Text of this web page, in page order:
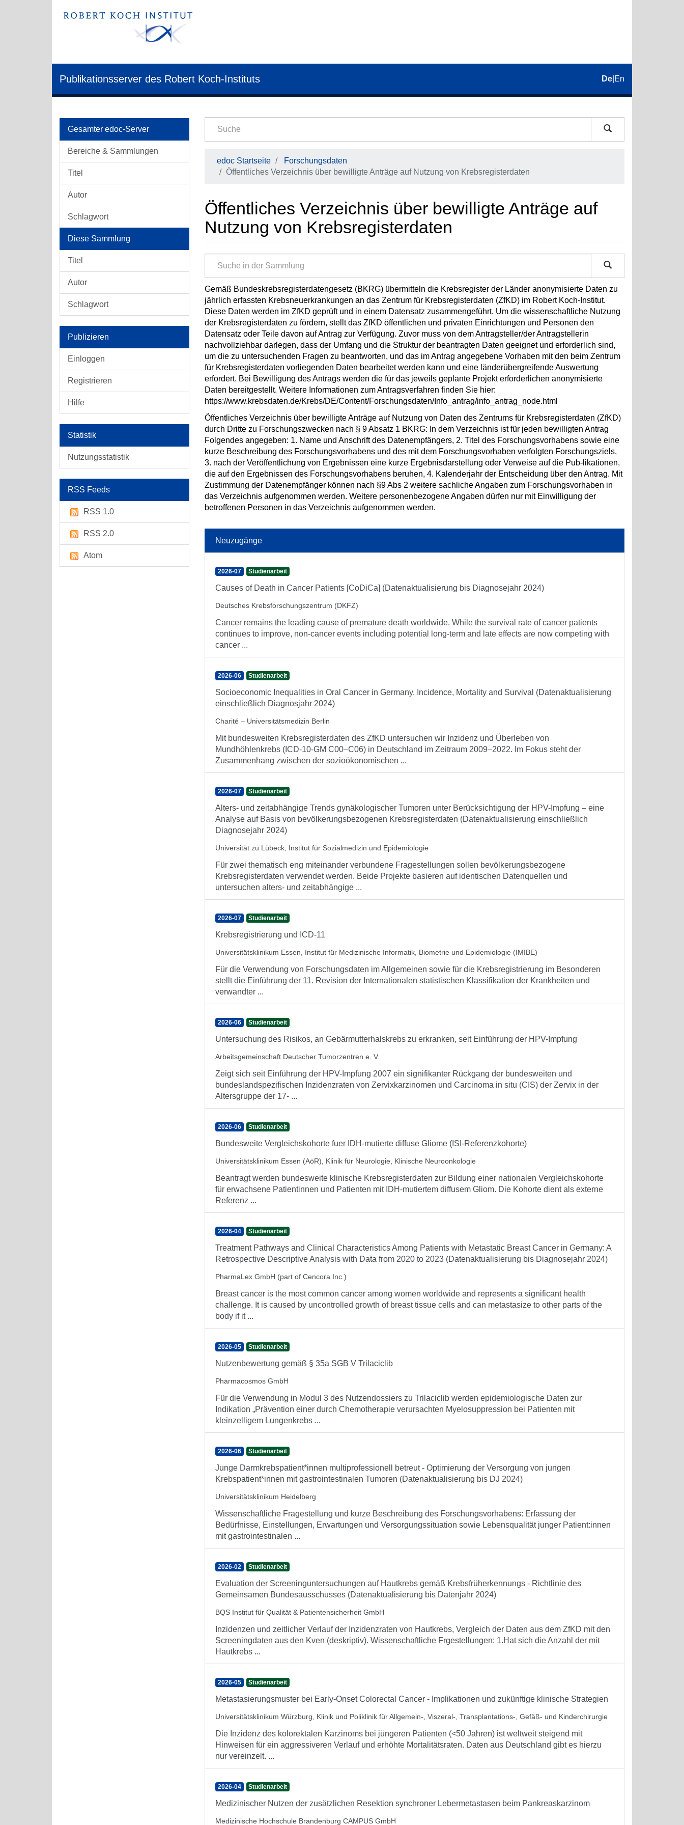
Publikationsserver des Robert Koch-Instituts De En
Gesamter edoc-Server
Bereiche & Sammlungen
Titel
Autor
Schlagwort
Diese Sammlung
Titel
Autor
Schlagwort
Publizieren
Einloggen
Registrieren
Hilfe
Statistik
Nutzungsstatistik
RSS Feeds
RSS 1.0
RSS 2.0
Atom
edoc Startseite
Forschungsdaten
Öffentliches Verzeichnis über bewilligte Anträge auf Nutzung von Krebsregisterdaten
Öffentliches Verzeichnis über bewilligte Anträge auf
Nutzung von Krebsregisterdaten
Gemäß Bundeskrebsregisterdatengesetz (BKRG) übermitteln die Krebsregister der Länder anonymisierte Daten zu
jährlich erfassten Krebsneuerkrankungen an das Zentrum für Krebsregisterdaten (ZfKD) im Robert Koch-Institut.
Diese Daten werden im ZfKD geprüft und in einem Datensatz zusammengeführt. Um die wissenschaftliche Nutzung
der Krebsregisterdaten zu fördern, stellt das ZfKD öffentlichen und privaten Einrichtungen und Personen den
Datensatz oder Teile davon auf Antrag zur Verfügung. Zuvor muss von dem Antragsteller/der Antragstellerin
nachvollziehbar darlegen, dass der Umfang und die Struktur der beantragten Daten geeignet und erforderlich sind,
um die zu untersuchenden Fragen zu beantworten, und das im Antrag angegebene Vorhaben mit den beim Zentrum
für Krebsregisterdaten vorliegenden Daten bearbeitet werden kann und eine länderübergreifende Auswertung
erfordert. Bei Bewilligung des Antrags werden die für das jeweils geplante Projekt erforderlichen anonymisierte
Daten bereitgestellt. Weitere Informationen zum Antragsverfahren finden Sie hier:
https://www.krebsdaten.de/Krebs/DE/Content/Forschungsdaten/Info_antrag/info_antrag_node.html
Öffentliches Verzeichnis über bewilligte Anträge auf Nutzung von Daten des Zentrums für Krebsregisterdaten (ZfKD)
durch Dritte zu Forschungszwecken nach § 9 Absatz 1 BKRG: In dem Verzeichnis ist für jeden bewilligten Antrag
Folgendes angegeben: 1. Name und Anschrift des Datenempfängers, 2. Titel des Forschungsvorhabens sowie eine
kurze Beschreibung des Forschungsvorhabens und des mit dem Forschungsvorhaben verfolgten Forschungsziels,
3. nach der Veröffentlichung von Ergebnissen eine kurze Ergebnisdarstellung oder Verweise auf die Pub-likationen,
die auf den Ergebnissen des Forschungsvorhabens beruhen, 4. Kalenderjahr der Entscheidung über den Antrag. Mit
Zustimmung der Datenempfänger können nach §9 Abs 2 weitere sachliche Angaben zum Forschungsvorhaben in
das Verzeichnis aufgenommen werden. Weitere personenbezogene Angaben dürfen nur mit Einwilligung der
betroffenen Personen in das Verzeichnis aufgenommen werden.
Neuzugänge
2026-07 Studienarbeit
Causes of Death in Cancer Patients [CoDiCa] (Datenaktualisierung bis Diagnosejahr 2024)
Deutsches Krebsforschungszentrum (DKFZ)
Cancer remains the leading cause of premature death worldwide. While the survival rate of cancer patients
continues to improve, non-cancer events including potential long-term and late effects are now competing with
cancer ...
2026-06 Studienarbeit
Socioeconomic Inequalities in Oral Cancer in Germany, Incidence, Mortality and Survival (Datenaktualisierung
einschließlich Diagnosjahr 2024)
Charité – Universitätsmedizin Berlin
Mit bundesweiten Krebsregisterdaten des ZfKD untersuchen wir Inzidenz und Überleben von
Mundhöhlenkrebs (ICD-10-GM C00–C06) in Deutschland im Zeitraum 2009–2022. Im Fokus steht der
Zusammenhang zwischen der sozioökonomischen ...
2026-07 Studienarbeit
Alters- und zeitabhängige Trends gynäkologischer Tumoren unter Berücksichtigung der HPV-Impfung – eine
Analyse auf Basis von bevölkerungsbezogenen Krebsregisterdaten (Datenaktualisierung einschließlich
Diagnosejahr 2024)
Universität zu Lübeck, Institut für Sozialmedizin und Epidemiologie
Für zwei thematisch eng miteinander verbundene Fragestellungen sollen bevölkerungsbezogene
Krebsregisterdaten verwendet werden. Beide Projekte basieren auf identischen Datenquellen und
untersuchen alters- und zeitabhängige ...
2026-07 Studienarbeit
Krebsregistrierung und ICD-11
Universitätsklinikum Essen, Institut für Medizinische Informatik, Biometrie und Epidemiologie (IMIBE)
Für die Verwendung von Forschungsdaten im Allgemeinen sowie für die Krebsregistrierung im Besonderen
stellt die Einführung der 11. Revision der Internationalen statistischen Klassifikation der Krankheiten und
verwandter ...
2026-06 Studienarbeit
Untersuchung des Risikos, an Gebärmutterhalskrebs zu erkranken, seit Einführung der HPV-Impfung
Arbeitsgemeinschaft Deutscher Tumorzentren e. V.
Zeigt sich seit Einführung der HPV-Impfung 2007 ein signifikanter Rückgang der bundesweiten und
bundeslandspezifischen Inzidenzraten von Zervixkarzinomen und Carcinoma in situ (CIS) der Zervix in der
Altersgruppe der 17- ...
2026-06 Studienarbeit
Bundesweite Vergleichskohorte fuer IDH-mutierte diffuse Gliome (ISI-Referenzkohorte)
Universitätsklinikum Essen (AöR), Klinik für Neurologie, Klinische Neuroonkologie
Beantragt werden bundesweite klinische Krebsregisterdaten zur Bildung einer nationalen Vergleichskohorte
für erwachsene Patientinnen und Patienten mit IDH-mutiertem diffusem Gliom. Die Kohorte dient als externe
Referenz ...
2026-04 Studienarbeit
Treatment Pathways and Clinical Characteristics Among Patients with Metastatic Breast Cancer in Germany: A
Retrospective Descriptive Analysis with Data from 2020 to 2023 (Datenaktualisierung bis Diagnosejahr 2024)
PharmaLex GmbH (part of Cencora Inc.)
Breast cancer is the most common cancer among women worldwide and represents a significant health
challenge. It is caused by uncontrolled growth of breast tissue cells and can metastasize to other parts of the
body if it ...
2026-05 Studienarbeit
Nutzenbewertung gemäß § 35a SGB V Trilaciclib
Pharmacosmos GmbH
Für die Verwendung in Modul 3 des Nutzendossiers zu Trilaciclib werden epidemiologische Daten zur
Indikation „Prävention einer durch Chemotherapie verursachten Myelosuppression bei Patienten mit
kleinzelligem Lungenkrebs ...
2026-06 Studienarbeit
Junge Darmkrebspatient*innen multiprofessionell betreut - Optimierung der Versorgung von jungen
Krebspatient*innen mit gastrointestinalen Tumoren (Datenaktualisierung bis DJ 2024)
Universitätsklinikum Heidelberg
Wissenschaftliche Fragestellung und kurze Beschreibung des Forschungsvorhabens: Erfassung der
Bedürfnisse, Einstellungen, Erwartungen und Versorgungssituation sowie Lebensqualität junger Patient:innen
mit gastrointestinalen ...
2026-02 Studienarbeit
Evaluation der Screeninguntersuchungen auf Hautkrebs gemäß Krebsfrüherkennungs - Richtlinie des
Gemeinsamen Bundesausschusses (Datenaktualisierung bis Datenjahr 2024)
BQS Institut für Qualität & Patientensicherheit GmbH
Inzidenzen und zeitlicher Verlauf der Inzidenzraten von Hautkrebs, Vergleich der Daten aus dem ZfKD mit den
Screeningdaten aus den Kven (deskriptiv). Wissenschaftliche Frgestellungen: 1.Hat sich die Anzahl der mit
Hautkrebs ...
2026-05 Studienarbeit
Metastasierungsmuster bei Early-Onset Colorectal Cancer - Implikationen und zukünftige klinische Strategien
Universitätsklinikum Würzburg, Klinik und Poliklinik für Allgemein-, Viszeral-, Transplantations-, Gefäß- und Kinderchirurgie
Die Inzidenz des kolorektalen Karzinoms bei jüngeren Patienten (<50 Jahren) ist weltweit steigend mit
Hinweisen für ein aggressiveren Verlauf und erhöhte Mortalitätsraten. Daten aus Deutschland gibt es hierzu
nur vereinzelt. ...
2026-04 Studienarbeit
Medizinischer Nutzen der zusätzlichen Resektion synchroner Lebermetastasen beim Pankreaskarzinom
Medizinische Hochschule Brandenburg CAMPUS GmbH